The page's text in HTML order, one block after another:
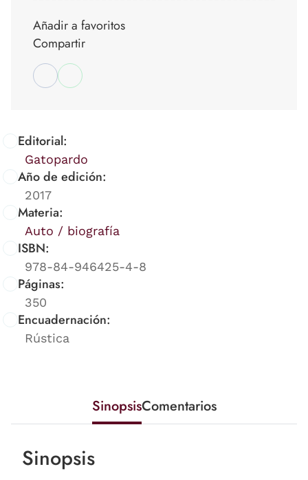
Editorial:
Gatopardo
Año de edición:
2017
Materia:
Auto / biografía
ISBN:
978-84-946425-4-8
Páginas:
350
Encuadernación:
Rústica
Añadir a favoritos
Compartir
SinopsisComentarios
Sinopsis